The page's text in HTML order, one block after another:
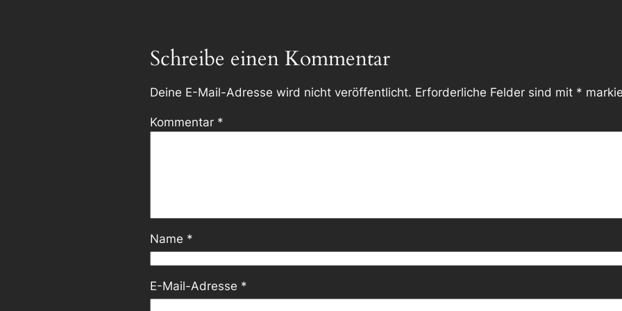
Schreibe einen Kommentar
Deine E-Mail-Adresse wird nicht veröffentlicht. Erforderliche Felder sind mit *
Kommentar *
Name *
E-Mail-Adresse *